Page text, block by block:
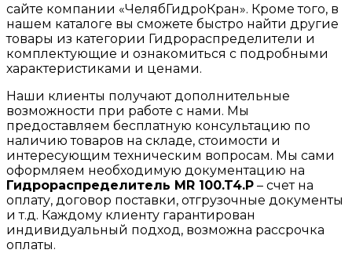
сайте компании «ЧелябГидроКран». Кроме того, в
нашем каталоге вы сможете быстро найти другие
товары из категории Гидрораспределители и
комплектующие и ознакомиться с подробными
характеристиками и ценами.
Наши клиенты получают дополнительные
возможности при работе с нами. Мы
предоставляем бесплатную консультацию по
наличию товаров на складе, стоимости и
интересующим техническим вопросам. Мы сами
оформляем необходимую документацию на
Гидрораспределитель MR 100.T4.P – счет на
оплату, договор поставки, отгрузочные документы
и т.д. Каждому клиенту гарантирован
индивидуальный подход, возможна рассрочка
оплаты.